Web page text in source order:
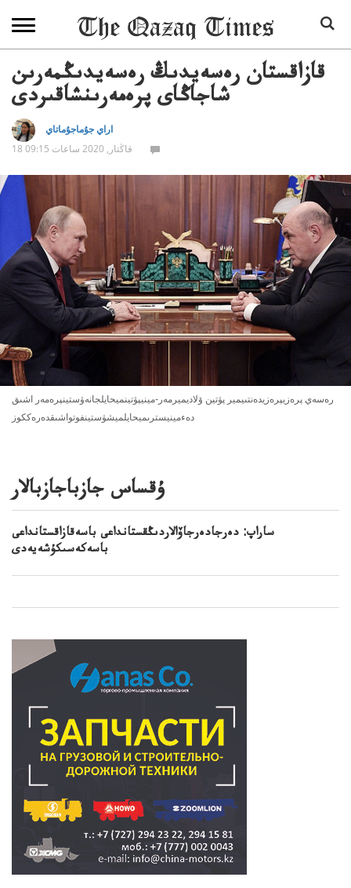
قازاقستان رەسەيدىڭ رەسەيدىڭمەرىن
شاجاڭاى پرەمەرىنشاقىردى
اراي جۇماجۇماتاي
18 قاڭتار, 2020 ساعات 09:15
رەسەي پرەزيپرەزيدەنتىيمير پۋتين ۆلاديميرمەر-مينيپۋتينميحايلجانەۋستينپرەمەر اشىق
دەءمينيسترىميحايلميشۋستينفوتواشىقدەرەككوز
ۇقساس جازباجازبالار
ساراپ: دەرجادەرجاۆالاردىڭقستانداعى باسەقازاقستانداعى
باسەكەسىكۇشەيەدى